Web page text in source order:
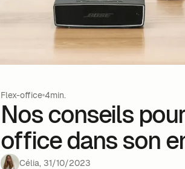
Flex-office 4min.
Nos conseils
office dans son
Célia,31/10/2023